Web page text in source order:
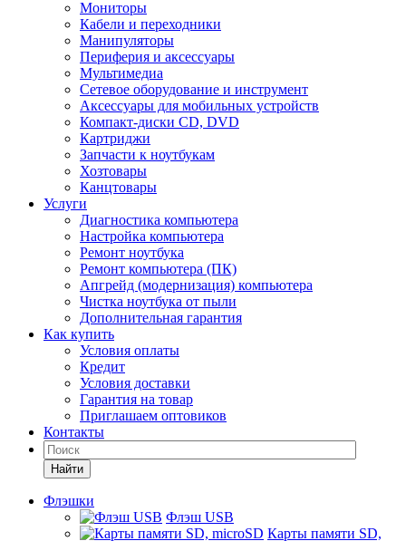
Мониторы
Кабели и переходники
Манипуляторы
Периферия и аксессуары
Мультимедиа
Сетевое оборудование и инструмент
Аксессуары для мобильных устройств
Компакт-диски CD, DVD
Картриджи
Запчасти к ноутбукам
Хозтовары
Канцтовары
Услуги
Диагностика компьютера
Настройка компьютера
Ремонт ноутбука
Ремонт компьютера (ПК)
Апгрейд (модернизация) компьютера
Чистка ноутбука от пыли
Дополнительная гарантия
Как купить
Условия оплаты
Кредит
Условия доставки
Гарантия на товар
Приглашаем оптовиков
Контакты
Найти
Флэшки
Флэш USB
Карты памяти SD,